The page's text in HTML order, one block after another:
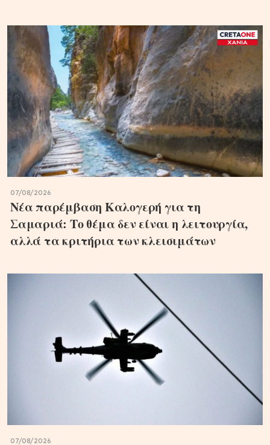
07/08/2026
Νέα παρέμβαση Καλογερή για τη
Σαμαριά: Το θέμα δεν είναι η λειτουργία,
αλλά τα κριτήρια των κλεισιμάτων
07/08/2026